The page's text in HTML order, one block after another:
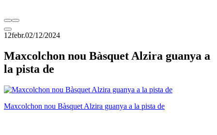
12febr.02/12/2024
Maxcolchon nou Bàsquet Alzira guanya a
la pista de
Maxcolchon nou Bàsquet Alzira guanya a la pista de